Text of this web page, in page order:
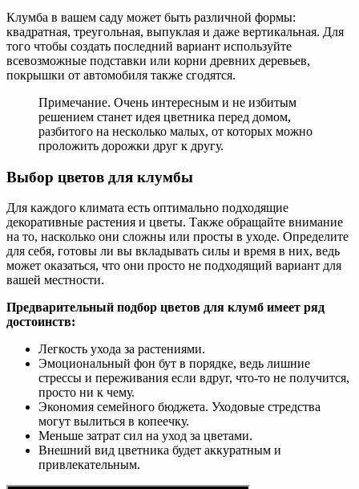
Клумба в вашем саду может быть различной формы:
квадратная, треугольная, выпуклая и даже вертикальная. Для
того чтобы создать последний вариант используйте
всевозможные подставки или корни древних деревьев,
покрышки от автомобиля также сгодятся.
Примечание. Очень интересным и не избитым
решением станет идея цветника перед домом,
разбитого на несколько малых, от которых можно
проложить дорожки друг к другу.
Выбор цветов для клумбы
Для каждого климата есть оптимально подходящие
декоративные растения и цветы. Также обращайте внимание
на то, насколько они сложны или просты в уходе. Определите
для себя, готовы ли вы вкладывать силы и время в них, ведь
может оказаться, что они просто не подходящий вариант для
вашей местности.
Предварительный подбор цветов для клумб имеет ряд
достоинств:
Легкость ухода за растениями.
Эмоциональный фон бут в порядке, ведь лишние
стрессы и переживания если вдруг, что-то не получится,
просто ни к чему.
Экономия семейного бюджета. Уходовые стредства
могут вылиться в копеечку.
Меньше затрат сил на уход за цветами.
Внешний вид цветника будет аккуратным и
привлекательным.